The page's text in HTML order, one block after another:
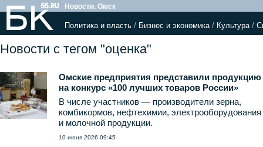
Новости. Омск
Политика и власть / Бизнес и экономика/ Культура/
Новости с тегом "оценка"
Омские предприятия представили продукцию
на конкурс «100 лучших товаров России»
В числе участников — производители зерна,
комбикормов, нефтехимии, электрооборудования
и молочной продукции.
10 июня 2026 09:45